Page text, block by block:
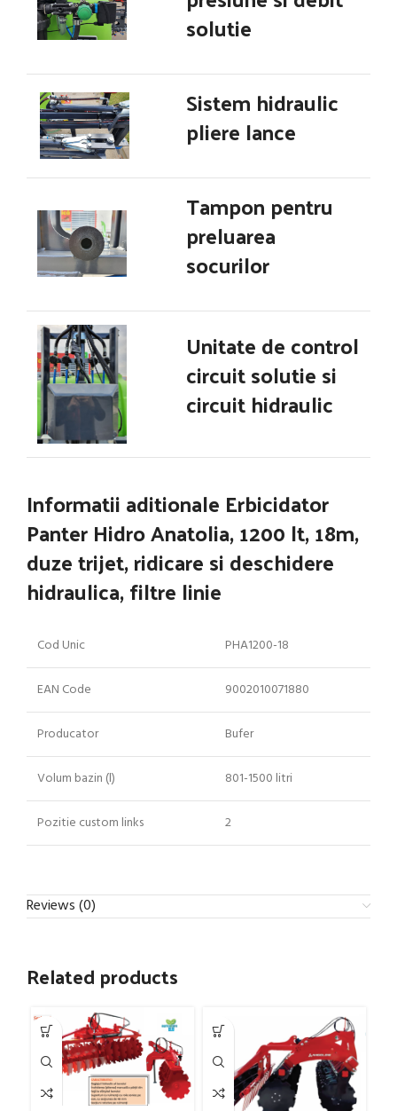
solutie
Sistem hidraulic
pliere lance
Tampon pentru
preluarea
socurilor
Unitate de control
circuit solutie si
circuit hidraulic
Informatii aditionale Erbicidator
Panter Hidro Anatolia, 1200 lt, 18m,
duze trijet, ridicare si deschidere
hidraulica, filtre linie
Cod Unic PHA1200-18
EAN Code 9002010071880
Producator Bufer
Volum bazin (l) 801-1500 litri
Pozitie custom links 2
Reviews (0)
Related products